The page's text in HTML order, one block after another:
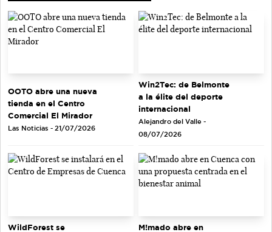
OOTO abre una nueva
tienda en el Centro
Comercial El Mirador
Las Noticias - 21/07/2026
Win2Tec: de Belmonte
a la élite del deporte
internacional
Alejandro del Valle -
08/07/2026
WildForest se
M!mado abre en